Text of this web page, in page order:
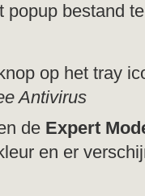
bestand
op het tray
Antivirus
de Expert
en er